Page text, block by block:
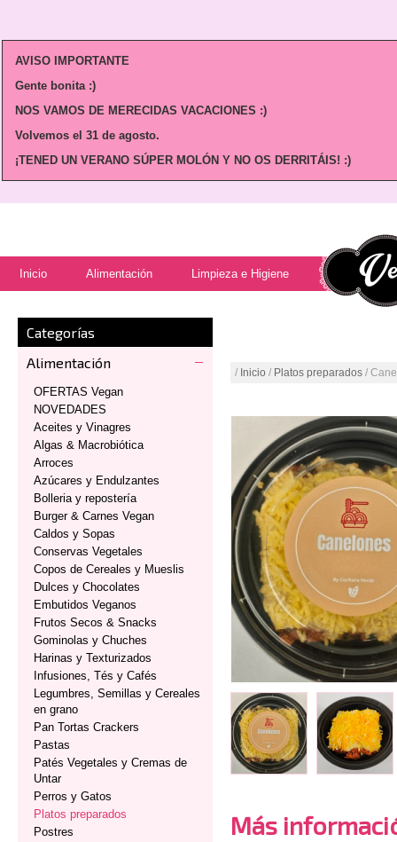
AVISO IMPORTANTE
Gente bonita :)
NOS VAMOS DE MERECIDAS VACACIONES :)
Volvemos el 31 de agosto.
¡TENED UN VERANO SÚPER MOLÓN Y NO OS DERRITÁIS! :)
Inicio Alimentación Limpieza e Higiene
Categorías
Alimentación
OFERTAS Vegan
NOVEDADES
Aceites y Vinagres
Algas & Macrobiótica
Arroces
Azúcares y Endulzantes
Bolleria y repostería
Burger & Carnes Vegan
Caldos y Sopas
Conservas Vegetales
Copos de Cereales y Mueslis
Dulces y Chocolates
Embutidos Veganos
Frutos Secos & Snacks
Gominolas y Chuches
Harinas y Texturizados
Infusiones, Tés y Cafés
Legumbres, Semillas y Cereales
en grano
Pan Tortas Crackers
Pastas
Patés Vegetales y Cremas de
Untar
Perros y Gatos
Platos preparados
Postres
/ Inicio / Platos preparados /
Más